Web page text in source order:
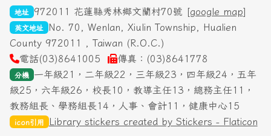
地址 972011 花蓮縣秀林鄉文蘭村70號 [google map]
英文地址
No. 70, Wenlan, Xiulin Township, Hualien
County 972011 , Taiwan (R.O.C.)
電話(03)8641005
傳真：(03)8641778
分機
一年級21，二年級22，三年級23，四年級24，五年
級25，六年級26，校長10，教導主任13，總務主任11，
教務組長、學務組長14，人事、會計11，健康中心15
icon引用 Library stickers created by Stickers - Flaticon